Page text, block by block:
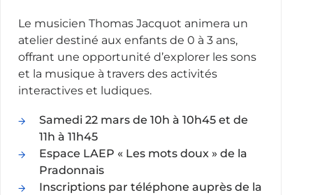
Le musicien Thomas Jacquot animera un
atelier destiné aux enfants de 0 à 3 ans,
offrant une opportunité d’explorer les sons
et la musique à travers des activités
interactives et ludiques.
Samedi 22 mars de 10h à 10h45 et de
11h à 11h45
Espace LAEP « Les mots doux » de la
Pradonnais
Inscriptions par téléphone auprès de la